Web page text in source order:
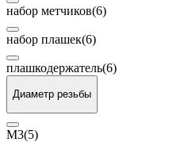
набор метчиков(6)
набор плашек(6)
плашкодержатель(6)
Диаметр резьбы
М3(5)